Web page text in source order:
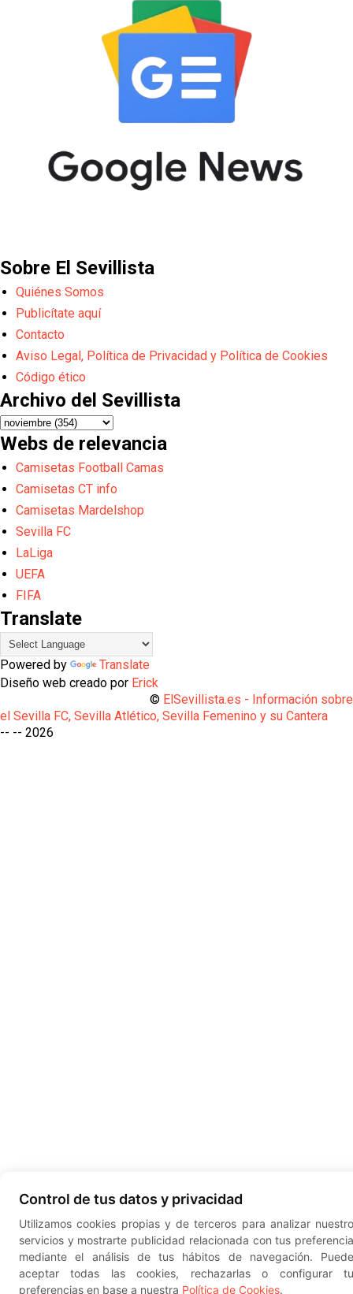
Sobre El Sevillista
Quiénes Somos
Publicítate aquí
Contacto
Aviso Legal, Política de Privacidad y Política de Cookies
Código ético
Archivo del Sevillista
Webs de relevancia
Camisetas Football Camas
Camisetas CT info
Camisetas Mardelshop
Sevilla FC
LaLiga
UEFA
FIFA
Translate
Powered by
Translate
Diseño web creado por Erick
© ElSevillista.es - Información sobre
el Sevilla FC, Sevilla Atlético, Sevilla Femenino y su Cantera
-- --
Control de tus datos y privacidad
Utilizamos cookies propias y de terceros para analizar
servicios y mostrarte publicidad relacionada con tus
mediante el análisis de tus hábitos de navegación.
aceptar todas las cookies, rechazarlas o configurar
preferencias en base a nuestra Política de Cookies.
2026